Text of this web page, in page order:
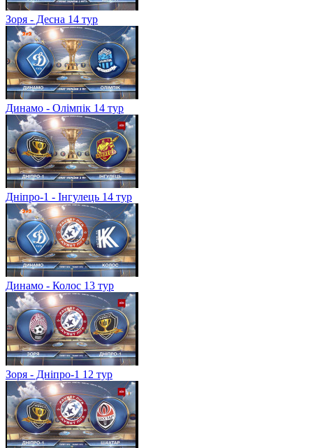
Зоря - Десна 14 тур
Динамо - Олімпік 14 тур
Дніпро-1 - Інгулець 14 тур
Динамо - Колос 13 тур
Зоря - Дніпро-1 12 тур